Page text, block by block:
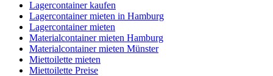
Lagercontainer kaufen
Lagercontainer mieten in Hamburg
Lagercontainer mieten
Materialcontainer mieten Hamburg
Materialcontainer mieten Münster
Miettoilette mieten
Miettoilette Preise